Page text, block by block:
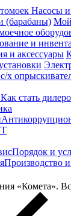
Насосы и
(барабаны)
и
и аксессуары
х
Как стать
Порядок и
Производство
«Комета».